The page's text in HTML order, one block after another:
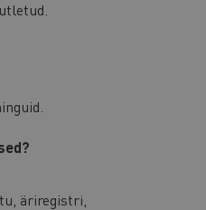
äriregistri,